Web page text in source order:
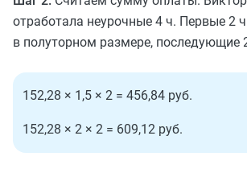
отработала неурочные 4 ч. Первые 2
в полуторном размере, последующие
152,28 × 1,5 × 2 = 456,84 руб.
152,28 × 2 × 2 = 609,12 руб.